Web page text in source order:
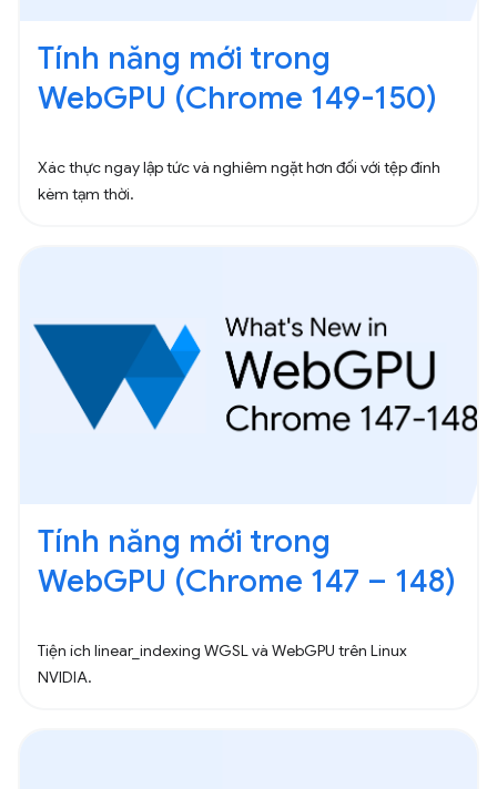
Tính năng mới trong
WebGPU (Chrome 149-150)
Xác thực ngay lập tức và nghiêm ngặt hơn đối với tệp đính
kèm tạm thời.
Tính năng mới trong
WebGPU (Chrome 147 – 148)
Tiện ích linear_indexing WGSL và WebGPU trên Linux
NVIDIA.